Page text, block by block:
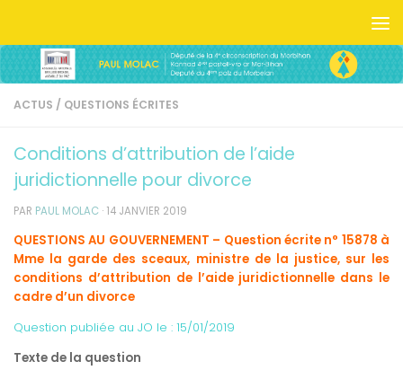
ACTUS / QUESTIONS ÉCRITES
Conditions d’attribution de l’aide
juridictionnelle pour divorce
PAR PAUL MOLAC · 14 JANVIER 2019
QUESTIONS AU GOUVERNEMENT – Question écrite n° 15878 à
Mme la garde des sceaux, ministre de la justice, sur les
conditions d’attribution de l’aide juridictionnelle dans le
cadre d’un divorce
Question publiée au JO le : 15/01/2019
Texte de la question